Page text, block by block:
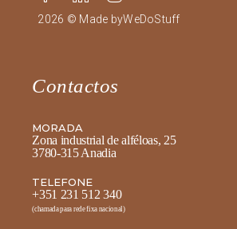
2026 © Made byWeDoStuff
Contactos
MORADA
Zona industrial de alféloas, 25
3780-315 Anadia
TELEFONE
+351 231 512 340
(chamada para rede fixa nacional)